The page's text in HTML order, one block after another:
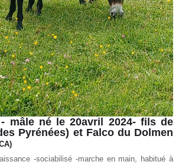
- mâle né le 20avril 2024- fils de
Pyrénées) et Falco du Dolmen
-sociabilisé -marche en main, habitué à